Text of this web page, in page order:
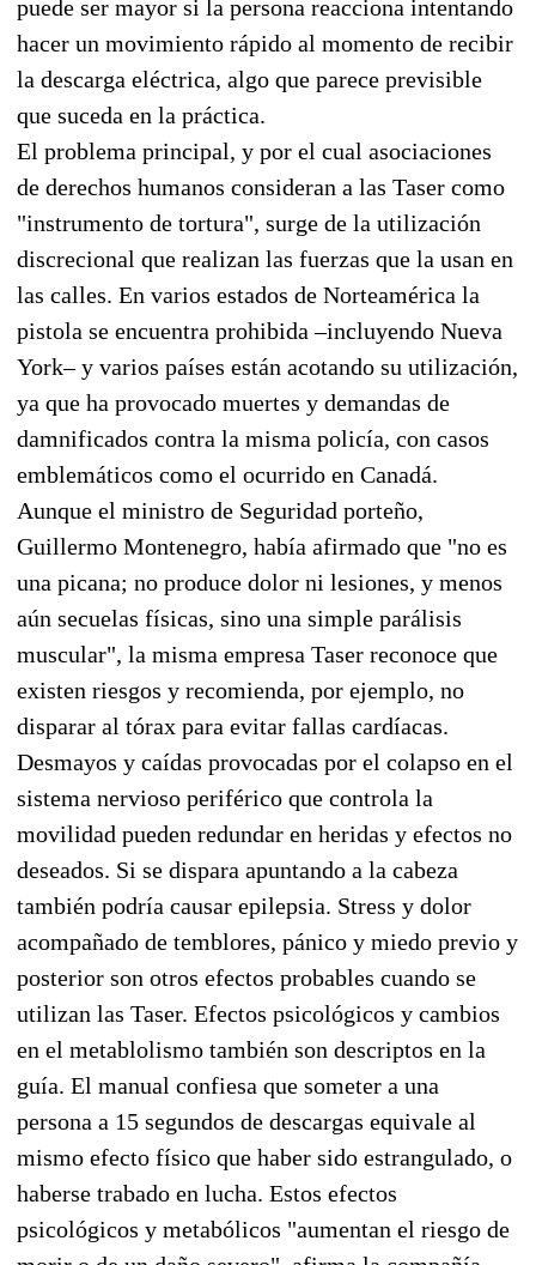
puede ser mayor si la persona reacciona intentando
hacer un movimiento rápido al momento de recibir
la descarga eléctrica, algo que parece previsible
que suceda en la práctica.
El problema principal, y por el cual asociaciones
de derechos humanos consideran a las Taser como
"instrumento de tortura", surge de la utilización
discrecional que realizan las fuerzas que la usan en
las calles. En varios estados de Norteamérica la
pistola se encuentra prohibida –incluyendo Nueva
York– y varios países están acotando su utilización,
ya que ha provocado muertes y demandas de
damnificados contra la misma policía, con casos
emblemáticos como el ocurrido en Canadá.
Aunque el ministro de Seguridad porteño,
Guillermo Montenegro, había afirmado que "no es
una picana; no produce dolor ni lesiones, y menos
aún secuelas físicas, sino una simple parálisis
muscular", la misma empresa Taser reconoce que
existen riesgos y recomienda, por ejemplo, no
disparar al tórax para evitar fallas cardíacas.
Desmayos y caídas provocadas por el colapso en el
sistema nervioso periférico que controla la
movilidad pueden redundar en heridas y efectos no
deseados. Si se dispara apuntando a la cabeza
también podría causar epilepsia. Stress y dolor
acompañado de temblores, pánico y miedo previo y
posterior son otros efectos probables cuando se
utilizan las Taser. Efectos psicológicos y cambios
en el metablolismo también son descriptos en la
guía. El manual confiesa que someter a una
persona a 15 segundos de descargas equivale al
mismo efecto físico que haber sido estrangulado, o
haberse trabado en lucha. Estos efectos
psicológicos y metabólicos "aumentan el riesgo de